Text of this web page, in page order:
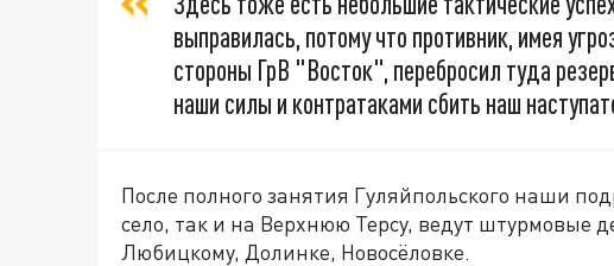
выправилась, потому что противник, имея
стороны ГрВ "Восток", перебросил туда
наши силы и контратаками сбить наш
После полного занятия Гуляйпольского наши
село, так и на Верхнюю Терсу, ведут штурмовые
Любицкому, Долинке, Новосёловке.